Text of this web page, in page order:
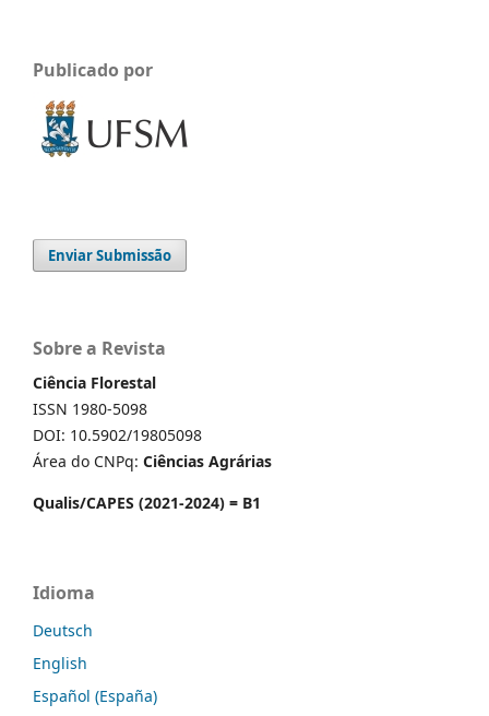
Publicado por
Enviar Submissão
Sobre a Revista
Ciência Florestal
ISSN 1980-5098
DOI: 10.5902/19805098
Área do CNPq: Ciências Agrárias
Qualis/CAPES (2021-2024) = B1
Idioma
Deutsch
English
Español (España)